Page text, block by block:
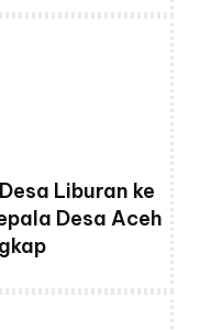
Liburan ke
Desa Aceh